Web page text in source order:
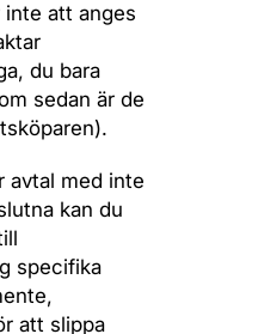
att anges
du bara
sedan är de
avtal med inte
kan du
specifika
att slippa